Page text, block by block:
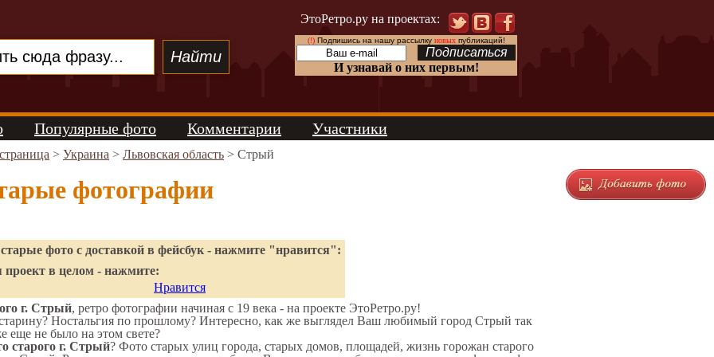
ЭтоРетро.ру на проектах:
(!)Подпишись на нашу рассылку новыхпубликаций!
И узнавай о них первым!
Популярные фото Комментарии Участники
> Украина > Львовская область > Стрый
фотографии
фото с доставкой в фейсбук - нажмите "нравится":
проект в целом - нажмите:
Нравится
г. Стрый, ретро фотографии начиная с 19 века - на проекте ЭтоРетро.ру!
Ностальгия по прошлому? Интересно, как же выглядел Ваш любимый город Стрый так
еще не было на этом свете?
старого г. Стрый? Фото старых улиц города, старых домов, площадей, жизнь горожан старого